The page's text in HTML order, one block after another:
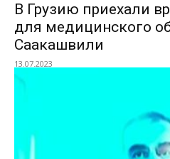
В Грузию приехали
для медицинского
Саакашвили
13.07.2023